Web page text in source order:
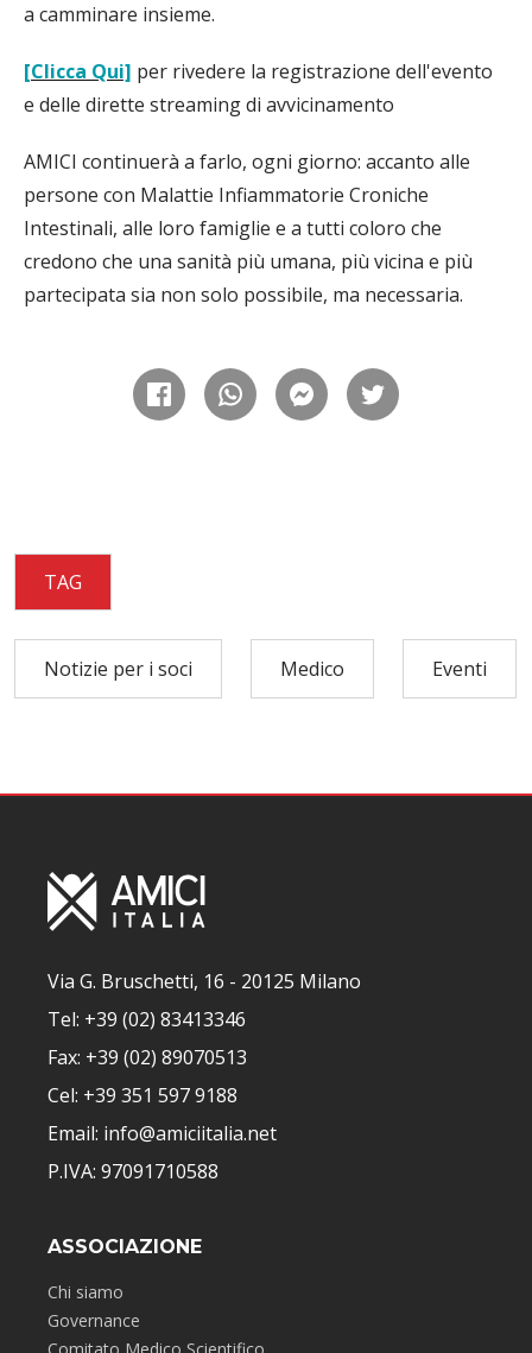
a camminare insieme.
[Clicca Qui] per rivedere la registrazione dell'evento
e delle dirette streaming di avvicinamento
AMICI continuerà a farlo, ogni giorno: accanto alle
persone con Malattie Infiammatorie Croniche
Intestinali, alle loro famiglie e a tutti coloro che
credono che una sanità più umana, più vicina e più
partecipata sia non solo possibile, ma necessaria.
TAG
Notizie per i soci Medico Eventi
Via G. Bruschetti, 16 - 20125 Milano
Tel: +39 (02) 83413346
Fax: +39 (02) 89070513
Cel: +39 351 597 9188
Email: info@amiciitalia.net
P.IVA: 97091710588
ASSOCIAZIONE
Chi siamo
Governance